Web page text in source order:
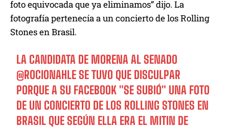
foto equivocada que ya eliminamos” dijo. La
fotografía pertenecía a un concierto de los Rolling
Stones en Brasil.
LA CANDIDATA DE MORENA AL SENADO
@ROCIONAHLESE TUVO QUE DISCULPAR
PORQUE A SU FACEBOOK "SE SUBIÓ" UNA FOTO
DE UN CONCIERTO DE LOS ROLLING STONES EN
BRASIL QUE SEGÚN ELLA ERA EL MITIN DE